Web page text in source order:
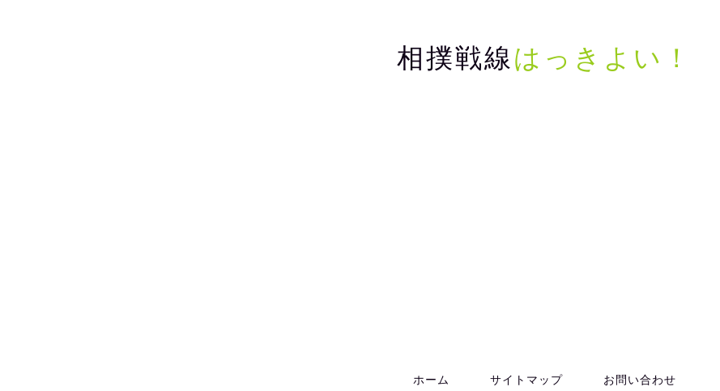
相撲戦線はっきよい！
ホーム サイトマップ お問い合わせ